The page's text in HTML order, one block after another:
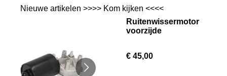
Nieuwe artikelen >>>> Kom kijken <<<<
Ruitenwissermotor
voorzijde
€ 45,00